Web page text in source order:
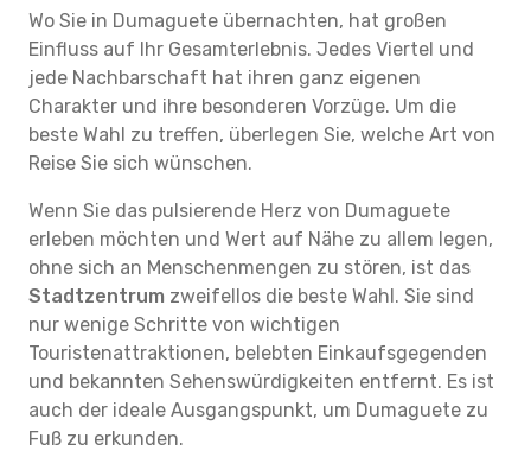
Wo Sie in Dumaguete übernachten, hat großen
Einfluss auf Ihr Gesamterlebnis. Jedes Viertel und
jede Nachbarschaft hat ihren ganz eigenen
Charakter und ihre besonderen Vorzüge. Um die
beste Wahl zu treffen, überlegen Sie, welche Art von
Reise Sie sich wünschen.
Wenn Sie das pulsierende Herz von Dumaguete
erleben möchten und Wert auf Nähe zu allem legen,
ohne sich an Menschenmengen zu stören, ist das
Stadtzentrum zweifellos die beste Wahl. Sie sind
nur wenige Schritte von wichtigen
Touristenattraktionen, belebten Einkaufsgegenden
und bekannten Sehenswürdigkeiten entfernt. Es ist
auch der ideale Ausgangspunkt, um Dumaguete zu
Fuß zu erkunden.